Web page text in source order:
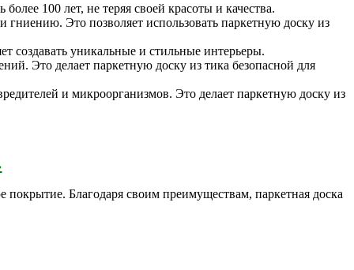
100 лет, не теряя своей красоты и качества.
гниению. Это позволяет использовать паркетную доску из
создавать уникальные и стильные интерьеры.
Это делает паркетную доску из тика безопасной для
и микроорганизмов. Это делает паркетную доску из
Благодаря своим преимуществам, паркетная доска